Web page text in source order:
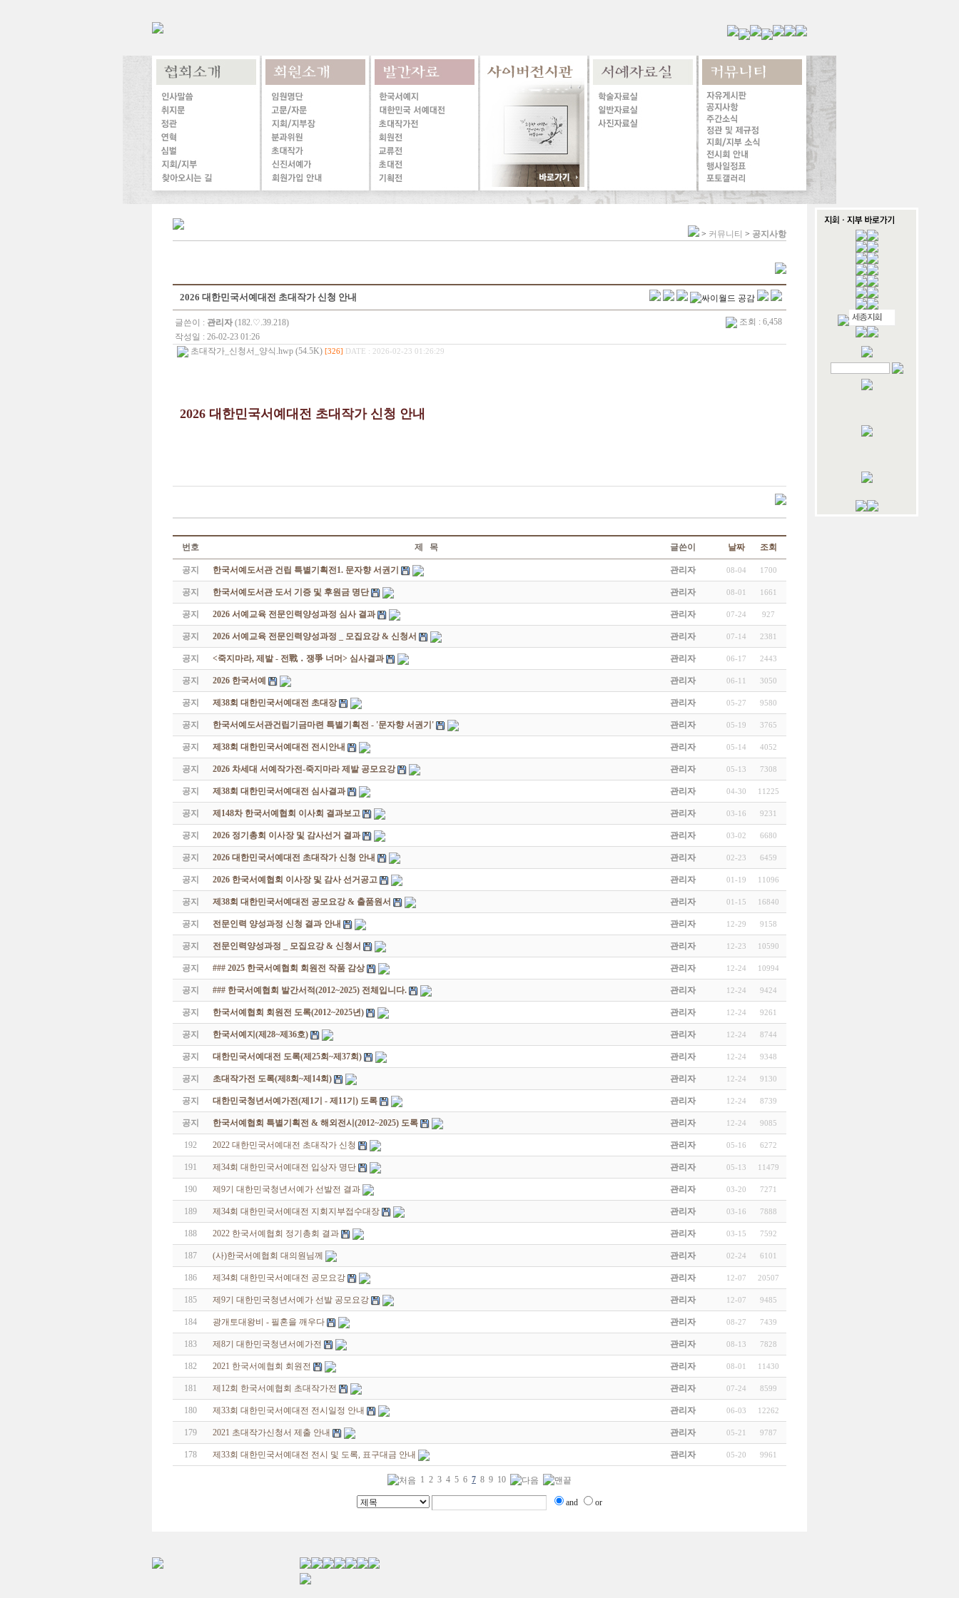
> 커뮤니티 > 공지사항
2026 대한민국서예대전 초대작가 신청 안내
글쓴이 : 관리자 (182.♡.39.218)
작성일 : 26-02-23 01:26
조회 : 6,458
초대작가_신청서_양식.hwp (54.5K) [326] DATE : 2026-02-23 01:26:29
2026 대한민국서예대전 초대작가 신청 안내
번호 제 목 글쓴이 날짜 조회
공지 한국서예도서관 건립 특별기획전1. 문자향 서권기 관리자 08-04 1700
공지 한국서예도서관 도서 기증 및 후원금 명단 관리자 08-01 1661
공지 2026 서예교육 전문인력양성과정 심사 결과 관리자 07-24 927
공지 2026 서예교육 전문인력양성과정 _ 모집요강 & 신청서 관리자 07-14 2381
공지 <죽지마라, 제발 - 전戰 ․ 쟁爭 너머> 심사결과 관리자 06-17 2443
공지 2026 한국서예 관리자 06-11 3050
공지 제38회 대한민국서예대전 초대장 관리자 05-27 9580
공지 한국서예도서관건립기금마련 특별기획전 - '문자향 서권기' 관리자 05-19 3765
공지 제38회 대한민국서예대전 전시안내 관리자 05-14 4052
공지 2026 차세대 서예작가전-죽지마라 제발 공모요강 관리자 05-13 7308
공지 제38회 대한민국서예대전 심사결과 관리자 04-30 11225
공지 제148차 한국서예협회 이사회 결과보고 관리자 03-16 9231
공지 2026 정기총회 이사장 및 감사선거 결과 관리자 03-02 6680
공지 2026 대한민국서예대전 초대작가 신청 안내 관리자 02-23 6459
공지 2026 한국서예협회 이사장 및 감사 선거공고 관리자 01-19 11096
공지 제38회 대한민국서예대전 공모요강 & 출품원서 관리자 01-15 16840
공지 전문인력 양성과정 신청 결과 안내 관리자 12-29 9158
공지 전문인력양성과정 _ 모집요강 & 신청서 관리자 12-23 10590
공지 ### 2025 한국서예협회 회원전 작품 감상 관리자 12-24 10994
공지 ### 한국서예협회 발간서적(2012~2025) 전체입니다. 관리자 12-24 9424
공지 한국서예협회 회원전 도록(2012~2025년) 관리자 12-24 9261
공지 한국서예지(제28~제36호) 관리자 12-24 8744
공지 대한민국서예대전 도록(제25회~제37회) 관리자 12-24 9348
공지 초대작가전 도록(제8회~제14회) 관리자 12-24 9130
공지 대한민국청년서예가전(제1기 - 제11기) 도록 관리자 12-24 8739
공지 한국서예협회 특별기획전 & 해외전시(2012~2025) 도록 관리자 12-24 9085
192 2022 대한민국서예대전 초대작가 신청 관리자 05-16 6272
191 제34회 대한민국서예대전 입상자 명단 관리자 05-13 11479
190 제9기 대한민국청년서예가 선발전 결과 관리자 03-20 7271
189 제34회 대한민국서예대전 지회지부접수대장 관리자 03-16 7888
188 2022 한국서예협회 정기총회 결과 관리자 03-15 7592
187 (사)한국서예협회 대의원님께 관리자 02-24 6101
186 제34회 대한민국서예대전 공모요강 관리자 12-07 20507
185 제9기 대한민국청년서예가 선발 공모요강 관리자 12-07 9485
184 광개토대왕비 - 필혼을 깨우다 관리자 08-27 7439
183 제8기 대한민국청년서예가전 관리자 08-13 7828
182 2021 한국서예협회 회원전 관리자 08-01 11430
181 제12회 한국서예협회 초대작가전 관리자 07-24 8599
180 제33회 대한민국서예대전 전시일정 안내 관리자 06-03 12262
179 2021 초대작가신청서 제출 안내 관리자 05-21 9787
178 제33회 대한민국서예대전 전시 및 도록, 표구대금 안내 관리자 05-20 9961
1 2 3 4 5 6 7 8 9 10
and or